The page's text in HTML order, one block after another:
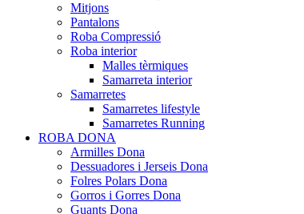
Mitjons
Pantalons
Roba Compressió
Roba interior
Malles tèrmiques
Samarreta interior
Samarretes
Samarretes lifestyle
Samarretes Running
ROBA DONA
Armilles Dona
Dessuadores i Jerseis Dona
Folres Polars Dona
Gorros i Gorres Dona
Guants Dona